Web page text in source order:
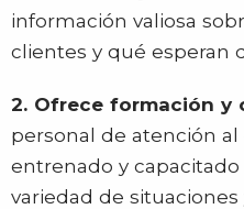
información valiosa
clientes y qué esperan
2. Ofrece formación y
personal de atención
entrenado y
variedad de